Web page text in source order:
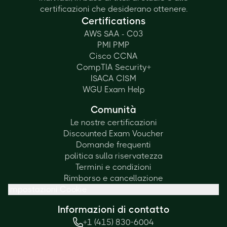
certificazioni che desiderano ottenere.
Certifications
AWS SAA - C03
PMI PMP
Cisco CCNA
CompTIA Security+
ISACA CISM
WGU Exam Help
Comunità
Le nostre certificazioni
Discounted Exam Voucher
Domande frequenti
politica sulla riservatezza
Termini e condizioni
Rimborso e cancellazione
Informazioni di contatto
+1 (415) 830-6004